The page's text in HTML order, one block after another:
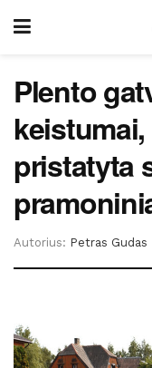
Plento
pristatyta
Autorius: Petras Gudas